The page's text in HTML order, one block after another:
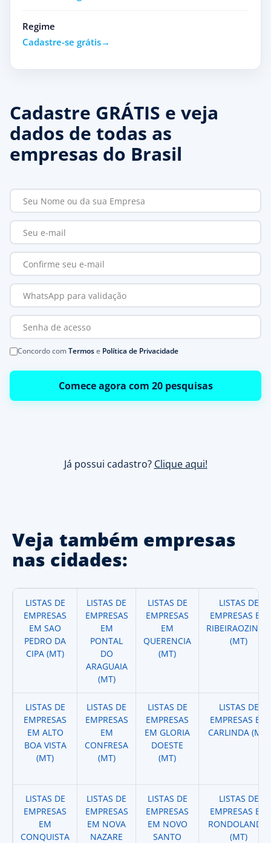
Regime
Cadastre-se grátis
Cadastre GRÁTIS e veja
dados de todas as
empresas do Brasil
Concordo comTermose Política de Privacidade
Comece agora com 20 pesquisas
Já possui cadastro? Clique aqui!
Veja também empresas
nas cidades:
LISTAS DE
EMPRESAS
EM SAO
PEDRO DA
CIPA (MT)
LISTAS DE
EMPRESAS
EM
PONTAL
DO
ARAGUAIA
(MT)
LISTAS DE
EMPRESAS
EM
QUERENCIA
(MT)
LISTAS DE
EMPRESAS EM
RIBEIRAOZINHO
(MT)
LISTAS DE
EMPRESAS
EM ALTO
BOA VISTA
(MT)
LISTAS DE
EMPRESAS
EM
CONFRESA
(MT)
LISTAS DE
EMPRESAS
EM GLORIA
DOESTE
(MT)
LISTAS DE
EMPRESAS EM
CARLINDA (MT)
LISTAS DE
EMPRESAS
EM
CONQUISTA
LISTAS DE
EMPRESAS
EM NOVA
NAZARE
LISTAS DE
EMPRESAS
EM NOVO
SANTO
LISTAS DE
EMPRESAS EM
RONDOLANDIA
(MT)